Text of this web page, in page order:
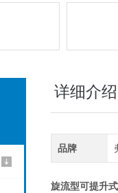
详细介绍
品牌
旋流型可提升